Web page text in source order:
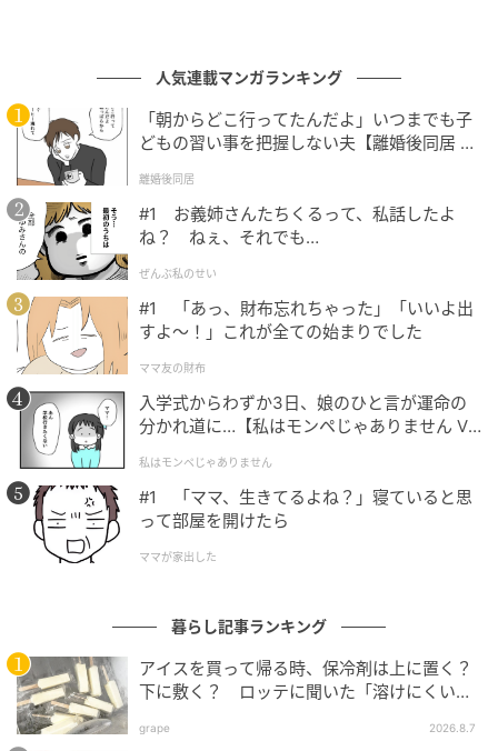
サラダ
黄緑、紫、緑色の画用紙をそれぞれ7cm角程度に切
る。縦半分に折り、輪を起点にしてレタスやベビーリ
ーフなど好きな葉っぱの半分の形を描き、ハサミで切
って広げる。広げた後、葉脈などを描いても◎
人気連載マンガランキング
「朝からどこ行ってたんだよ」いつまでも子
どもの習い事を把握しない夫【離婚後同居 Vo
離婚後同居
#1 お義姉さんたちくるって、私話したよ
ね？ ねぇ、それでも…
ぜんぶ私のせい
#1 「あっ、財布忘れちゃった」「いいよ出
すよ〜！」これが全ての始まりでした
ママ友の財布
入学式からわずか3日、娘のひと言が運命の
分かれ道に…【私はモンペじゃありません Vo
私はモンペじゃありません
#1 「ママ、生きてるよね？」寝ていると思
って部屋を開けたら
ママが家出した
暮らし記事ランキング
アイスを買って帰る時、保冷剤は上に置く？
下に敷く？ ロッテに聞いた「溶けにくい持
grape 2026.8.7